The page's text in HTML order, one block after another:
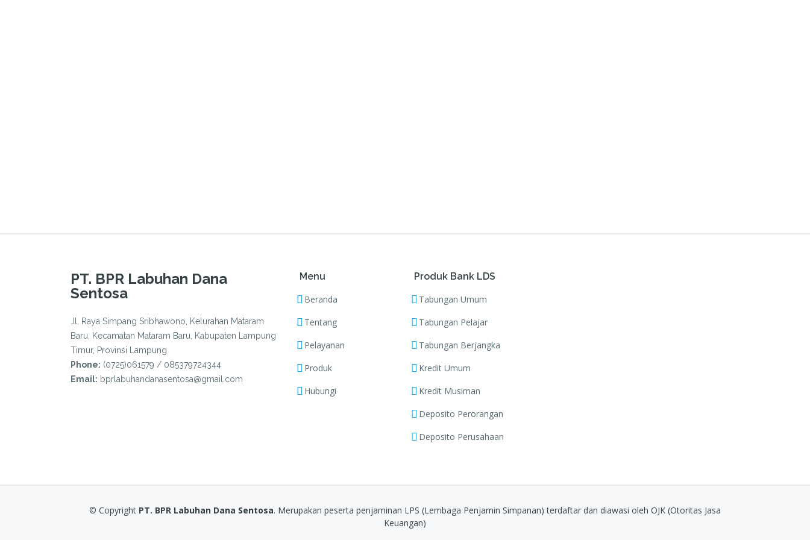
PT. BPR Labuhan Dana
Sentosa
Jl. Raya Simpang Sribhawono, Kelurahan Mataram
Baru, Kecamatan Mataram Baru, Kabupaten Lampung
Timur, Provinsi Lampung
Phone: (0725)061579 / 085379724344
Email: bprlabuhandanasentosa@gmail.com
Menu
Beranda
Tentang
Pelayanan
Produk
Hubungi
Produk Bank LDS
Tabungan Umum
Tabungan Pelajar
Tabungan Berjangka
Kredit Umum
Kredit Musiman
Deposito Perorangan
Deposito Perusahaan
© Copyright PT. BPR Labuhan Dana Sentosa. Merupakan peserta penjaminan LPS (Lembaga Penjamin Simpanan) terdaftar dan diawasi oleh OJK (Otoritas Jasa
Keuangan)